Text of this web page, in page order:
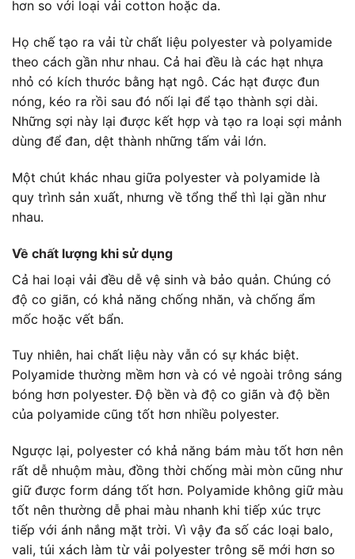
hơn so với loại vải cotton hoặc da.
Họ chế tạo ra vải từ chất liệu polyester và polyamide
theo cách gần như nhau. Cả hai đều là các hạt nhựa
nhỏ có kích thước bằng hạt ngô. Các hạt được đun
nóng, kéo ra rồi sau đó nối lại để tạo thành sợi dài.
Những sợi này lại được kết hợp và tạo ra loại sợi mảnh
dùng để đan, dệt thành những tấm vải lớn.
Một chút khác nhau giữa polyester và polyamide là
quy trình sản xuất, nhưng về tổng thể thì lại gần như
nhau.
Về chất lượng khi sử dụng
Cả hai loại vải đều dễ vệ sinh và bảo quản. Chúng có
độ co giãn, có khả năng chống nhăn, và chống ẩm
mốc hoặc vết bẩn.
Tuy nhiên, hai chất liệu này vẫn có sự khác biệt.
Polyamide thường mềm hơn và có vẻ ngoài trông sáng
bóng hơn polyester. Độ bền và độ co giãn và độ bền
của polyamide cũng tốt hơn nhiều polyester.
Ngược lại, polyester có khả năng bám màu tốt hơn nên
rất dễ nhuộm màu, đồng thời chống mài mòn cũng như
giữ được form dáng tốt hơn. Polyamide không giữ màu
tốt nên thường dễ phai màu nhanh khi tiếp xúc trực
tiếp với ánh nắng mặt trời. Vì vậy đa số các loại balo,
vali, túi xách làm từ vải polyester trông sẽ mới hơn so